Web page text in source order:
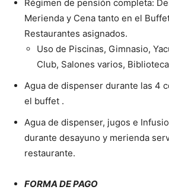
Régimen de pensión completa:
Merienda y Cena tanto en el
Restaurantes asignados.
Uso de Piscinas, Gimnasio,
Club, Salones varios,
Agua de dispenser durante las 4
el buffet .
Agua de dispenser, jugos e
durante desayuno y merienda
restaurante.
FORMA DE PAGO